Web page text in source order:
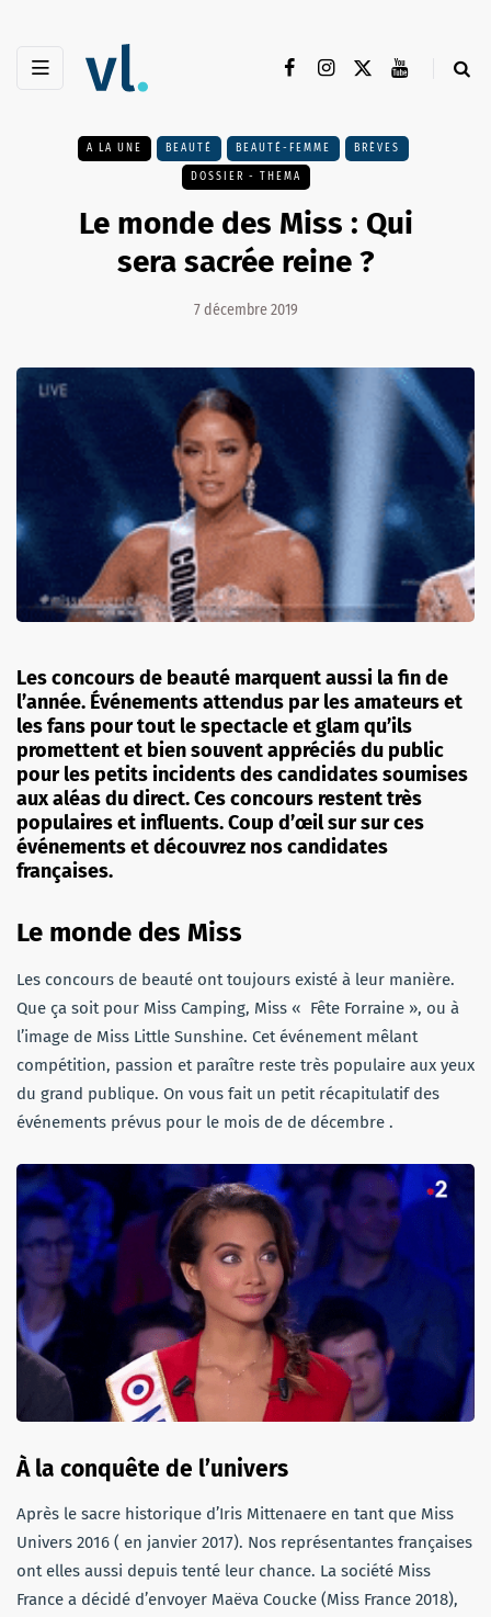
A LA UNE BEAUTÉ BEAUTÉ-FEMME BRÈVES
DOSSIER - THEMA
Le monde des Miss : Qui
sera sacrée reine ?
7 décembre 2019
Les concours de beauté marquent aussi la fin de
l’année. Événements attendus par les amateurs et
les fans pour tout le spectacle et glam qu’ils
promettent et bien souvent appréciés du public
pour les petits incidents des candidates soumises
aux aléas du direct. Ces concours restent très
populaires et influents. Coup d’œil sur sur ces
événements et découvrez nos candidates
françaises.
Le monde des Miss
Les concours de beauté ont toujours existé à leur manière.
Que ça soit pour Miss Camping, Miss « Fête Forraine », ou à
l’image de Miss Little Sunshine. Cet événement mêlant
compétition, passion et paraître reste très populaire aux yeux
du grand publique. On vous fait un petit récapitulatif des
événements prévus pour le mois de de décembre .
À la conquête de l’univers
Après le sacre historique d’Iris Mittenaere en tant que Miss
Univers 2016 ( en janvier 2017). Nos représentantes françaises
ont elles aussi depuis tenté leur chance. La société Miss
France a décidé d’envoyer Maëva Coucke (Miss France 2018),